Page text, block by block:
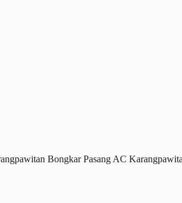
Bongkar Pasang AC